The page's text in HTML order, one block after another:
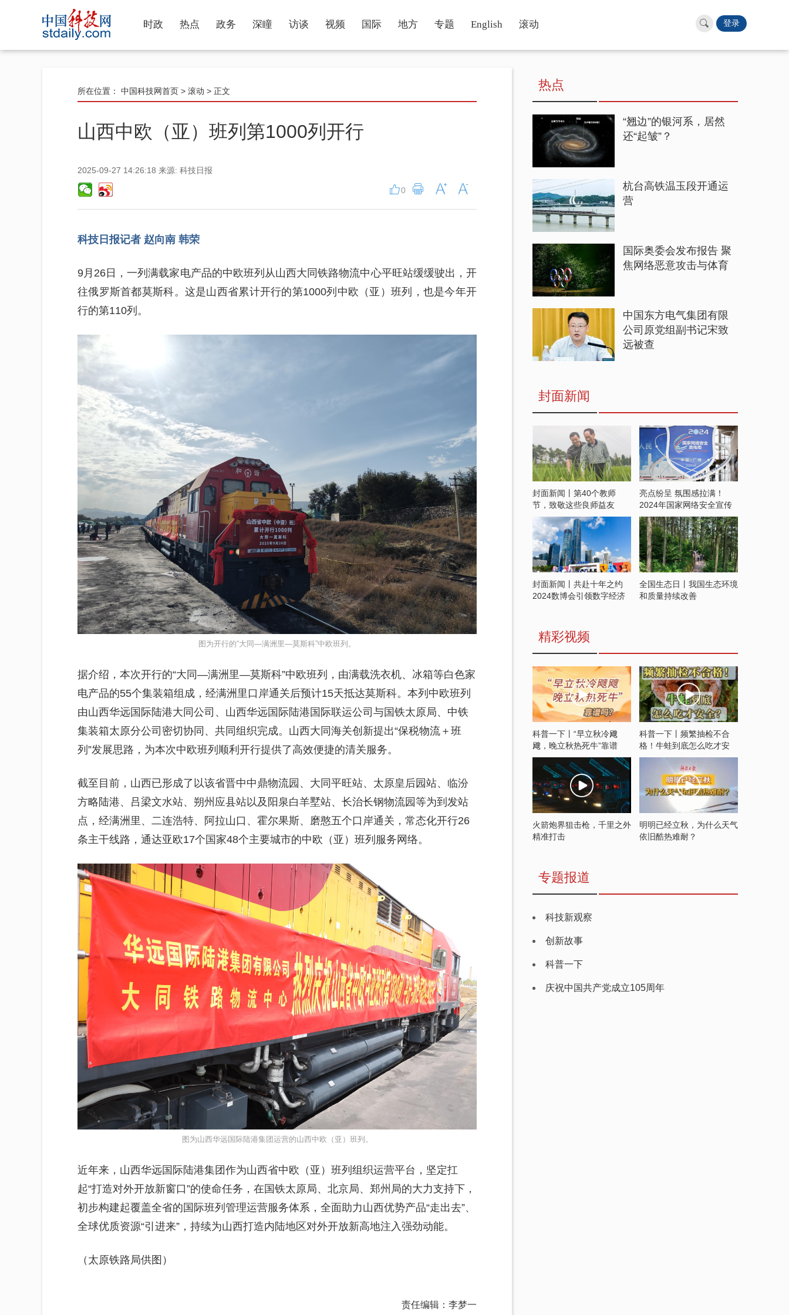
时政 热点 政务 深瞳 访谈 视频 国际 地方 专题 English 滚动 登录
所在位置： 中国科技网首页 > 滚动 > 正文
山西中欧（亚）班列第1000列开行
2025-09-27 14:26:18 来源: 科技日报
0
科技日报记者 赵向南 韩荣
9月26日，一列满载家电产品的中欧班列从山西大同铁路物流中心平旺站缓缓驶出，开
往俄罗斯首都莫斯科。这是山西省累计开行的第1000列中欧（亚）班列，也是今年开
行的第110列。
图为开行的“大同—满洲里—莫斯科”中欧班列。
据介绍，本次开行的“大同—满洲里—莫斯科”中欧班列，由满载洗衣机、冰箱等白色家
电产品的55个集装箱组成，经满洲里口岸通关后预计15天抵达莫斯科。本列中欧班列
由山西华远国际陆港大同公司、山西华远国际陆港国际联运公司与国铁太原局、中铁
集装箱太原分公司密切协同、共同组织完成。山西大同海关创新提出“保税物流＋班
列”发展思路，为本次中欧班列顺利开行提供了高效便捷的清关服务。
截至目前，山西已形成了以该省晋中中鼎物流园、大同平旺站、太原皇后园站、临汾
方略陆港、吕梁文水站、朔州应县站以及阳泉白羊墅站、长治长钢物流园等为到发站
点，经满洲里、二连浩特、阿拉山口、霍尔果斯、磨憨五个口岸通关，常态化开行26
条主干线路，通达亚欧17个国家48个主要城市的中欧（亚）班列服务网络。
图为山西华远国际陆港集团运营的山西中欧（亚）班列。
近年来，山西华远国际陆港集团作为山西省中欧（亚）班列组织运营平台，坚定扛
起“打造对外开放新窗口”的使命任务，在国铁太原局、北京局、郑州局的大力支持下，
初步构建起覆盖全省的国际班列管理运营服务体系，全面助力山西优势产品“走出去”、
全球优质资源“引进来”，持续为山西打造内陆地区对外开放新高地注入强劲动能。
（太原铁路局供图）
责任编辑：李梦一
热点
“翘边”的银河系，居然
还“起皱”？
杭台高铁温玉段开通运
营
国际奥委会发布报告 聚
焦网络恶意攻击与体育
中国东方电气集团有限
公司原党组副书记宋致
远被查
封面新闻
封面新闻丨第40个教师
节，致敬这些良师益友
亮点纷呈 氛围感拉满！
2024年国家网络安全宣传
周开启
封面新闻丨共赴十年之约
2024数博会引领数字经济
全国生态日丨我国生态环境
和质量持续改善
精彩视频
科普一下丨“早立秋冷飕
飕，晚立秋热死牛”靠谱
吗？
科普一下丨频繁抽检不合
格！牛蛙到底怎么吃才安
全？
火箭炮界狙击枪，千里之外
精准打击
明明已经立秋，为什么天气
依旧酷热难耐？
专题报道
科技新观察
创新故事
科普一下
庆祝中国共产党成立105周年